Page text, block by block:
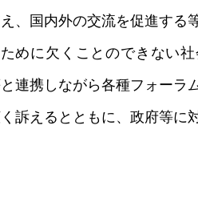
国内外の交流を促進する
めに欠くことのできない社
連携しながら各種フォーラ
訴えるとともに、政府等に